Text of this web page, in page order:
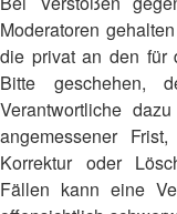
Moderatoren
die privat an den für
Bitte geschehen,
Verantwortliche
angemessener
Korrektur oder
Fällen kann eine